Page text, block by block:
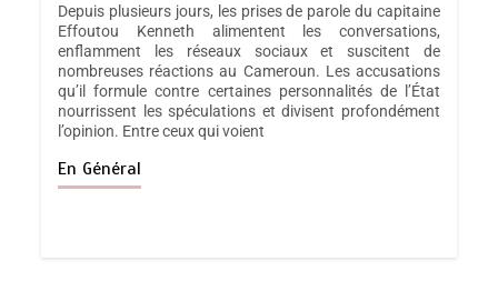
Depuis plusieurs jours, les prises de parole du capitaine
Effoutou Kenneth alimentent les conversations,
enflamment les réseaux sociaux et suscitent de
nombreuses réactions au Cameroun. Les accusations
qu’il formule contre certaines personnalités de l’État
nourrissent les spéculations et divisent profondément
l’opinion. Entre ceux qui voient
En Général